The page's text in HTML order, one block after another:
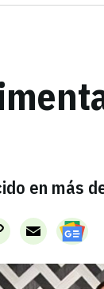
en más
Copy
Link
Email